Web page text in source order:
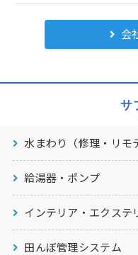
会
サ
水まわり（修理・リモ
給湯器・ポンプ
インテリア・エクステ
田んぼ管理システム